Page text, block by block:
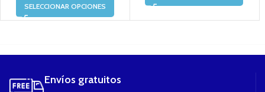
SELECCIONAR OPCIONES
Envíos gratuitos